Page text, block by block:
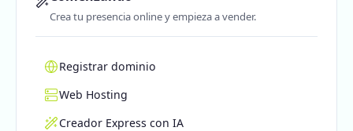
Crea tu presencia online y empieza a vender.
Registrar dominio
Web Hosting
Creador Express con IA